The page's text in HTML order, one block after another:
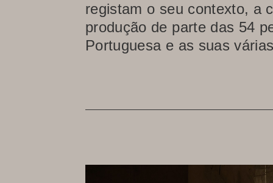
registam o seu contexto, a
produção de parte das 54
Portuguesa e as suas